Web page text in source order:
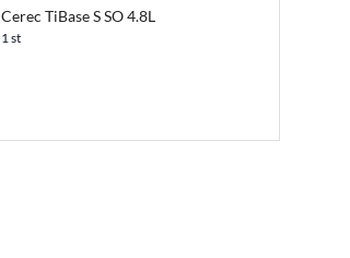
Cerec TiBase S SO 4.8L
1 st